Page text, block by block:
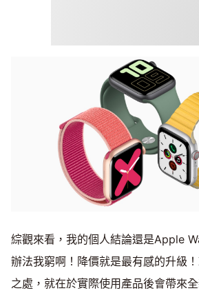
綜觀來看，我的個人結論還是Apple
辦法我窮啊！降價就是最有感的升級
之處，就在於實際使用產品後會帶來